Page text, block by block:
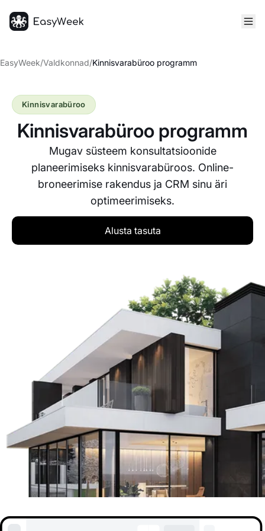
EasyWeek/Valdkonnad/Kinnisvarabüroo programm
Kinnisvarabüroo programm
Mugav süsteem konsultatsioonide
planeerimiseks kinnisvarabüroos. Online-
broneerimise rakendus ja CRM sinu äri
optimeerimiseks.
Kinnisvarabüroo
Alusta tasuta